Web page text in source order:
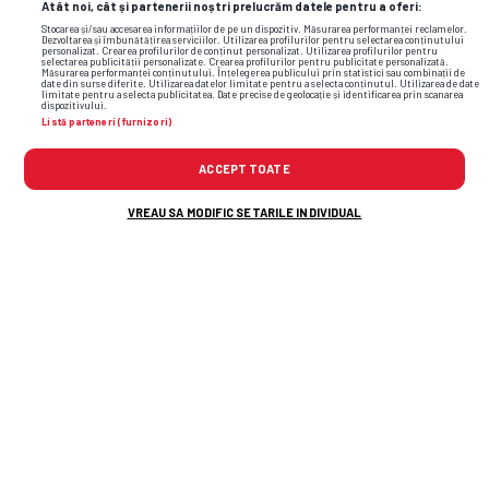
Atât noi, cât și partenerii noștri prelucrăm datele pentru a oferi:
Stocarea și/sau accesarea informațiilor de pe un dispozitiv. Măsurarea performanței reclamelor.
Dezvoltarea și îmbunătățirea serviciilor. Utilizarea profilurilor pentru selectarea conținutului
personalizat. Crearea profilurilor de conținut personalizat. Utilizarea profilurilor pentru
selectarea publicității personalizate. Crearea profilurilor pentru publicitate personalizată.
Măsurarea performanței conținutului. Înțelegerea publicului prin statistici sau combinații de
date din surse diferite. Utilizarea datelor limitate pentru a selecta conținutul. Utilizarea de date
limitate pentru a selecta publicitatea. Date precise de geolocație și identificarea prin scanarea
dispozitivului.
Listă parteneri (furnizori)
ACCEPT TOATE
VREAU SA MODIFIC SETARILE INDIVIDUAL